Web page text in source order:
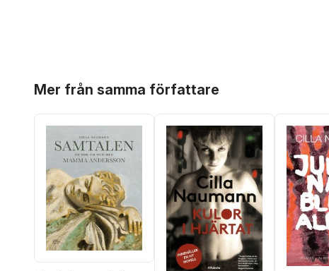
Mer från samma författare